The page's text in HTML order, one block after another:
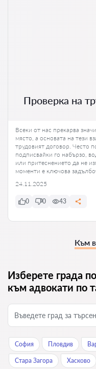
Проверка на
Всеки от нас прекарва
място, а основата на тези
трудовият договор. Често
подписвайки го набързо,
или притеснението да не
моменти е ключова
24.11.2025
0 0 43
Към
Изберете града
към адвокати по
София Пловдив
Стара Загора Хасково